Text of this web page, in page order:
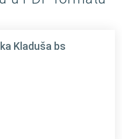
Kladuša bs